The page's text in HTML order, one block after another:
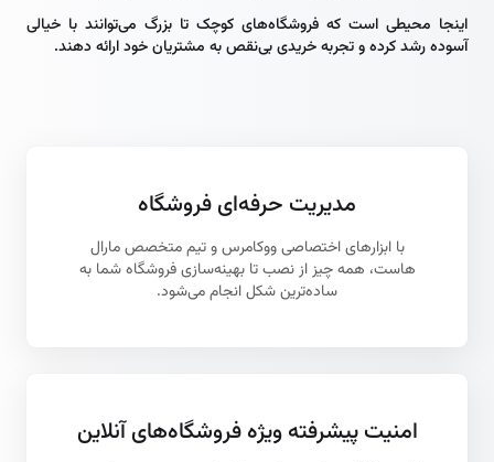
اینجا محیطی است که فروشگاه‌های کوچک تا بزرگ می‌توانند با خیالی
آسوده رشد کرده و تجربه خریدی بی‌نقص به مشتریان خود ارائه دهند.
مدیریت حرفه‌ای فروشگاه
با ابزارهای اختصاصی ووکامرس و تیم متخصص مارال
هاست، همه‌ چیز از نصب تا بهینه‌سازی فروشگاه شما به
ساده‌ترین شکل انجام می‌شود.
امنیت پیشرفته ویژه فروشگاه‌های آنلاین